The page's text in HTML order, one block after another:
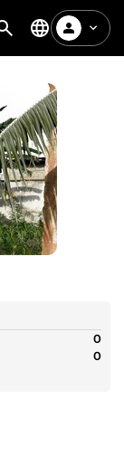
0
0